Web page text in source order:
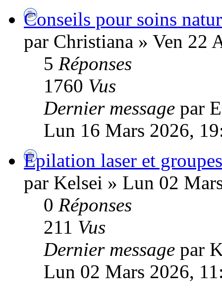
Conseils pour soins
par Christiana » Ven 22
5 Réponses
1760 Vus
Dernier message par
Lun 16 Mars 2026,
Epilation laser et
par Kelsei » Lun 02
0 Réponses
211 Vus
Dernier message par
Lun 02 Mars 2026,